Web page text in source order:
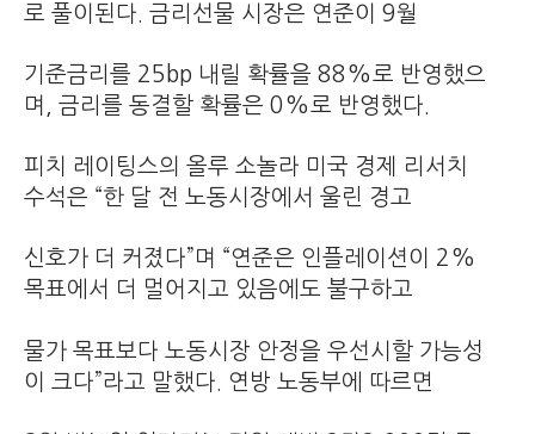
로 풀이된다. 금리선물 시장은 연준이 9월
기준금리를 25bp 내릴 확률을 88%로 반영했으
며, 금리를 동결할 확률은 0%로 반영했다.
피치 레이팅스의 올루 소놀라 미국 경제 리서치
수석은 “한 달 전 노동시장에서 울린 경고
신호가 더 커졌다”며 “연준은 인플레이션이 2%
목표에서 더 멀어지고 있음에도 불구하고
물가 목표보다 노동시장 안정을 우선시할 가능성
이 크다”라고 말했다. 연방 노동부에 따르면